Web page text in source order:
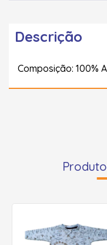
Descrição
Composição: 100%